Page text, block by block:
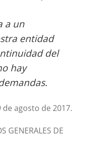
a un
entidad
del
hay
agosto de 2017.
GENERALES DE